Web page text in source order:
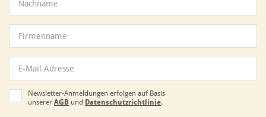
Newsletter-Anmeldungen erfolgen auf Basis
unserer AGB und Datenschutzrichtlinie.